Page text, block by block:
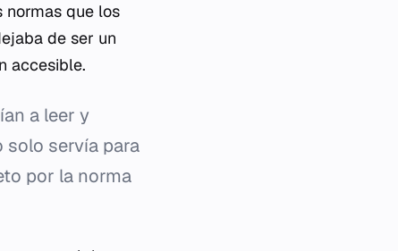
que los
de ser un
accesible.
a leer y
solo servía para
por la norma